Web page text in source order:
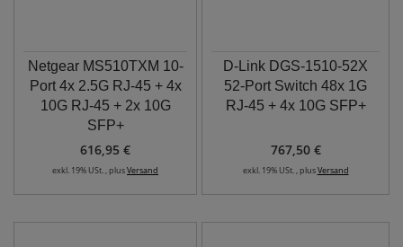
Netgear MS510TXM 10-
Port 4x 2.5G RJ-45 + 4x
10G RJ-45 + 2x 10G
SFP+
616,95 €
exkl. 19% USt. , plusVersand
D-Link DGS-1510-52X
52-Port Switch 48x 1G
RJ-45 + 4x 10G SFP+
767,50 €
exkl. 19% USt. , plusVersand